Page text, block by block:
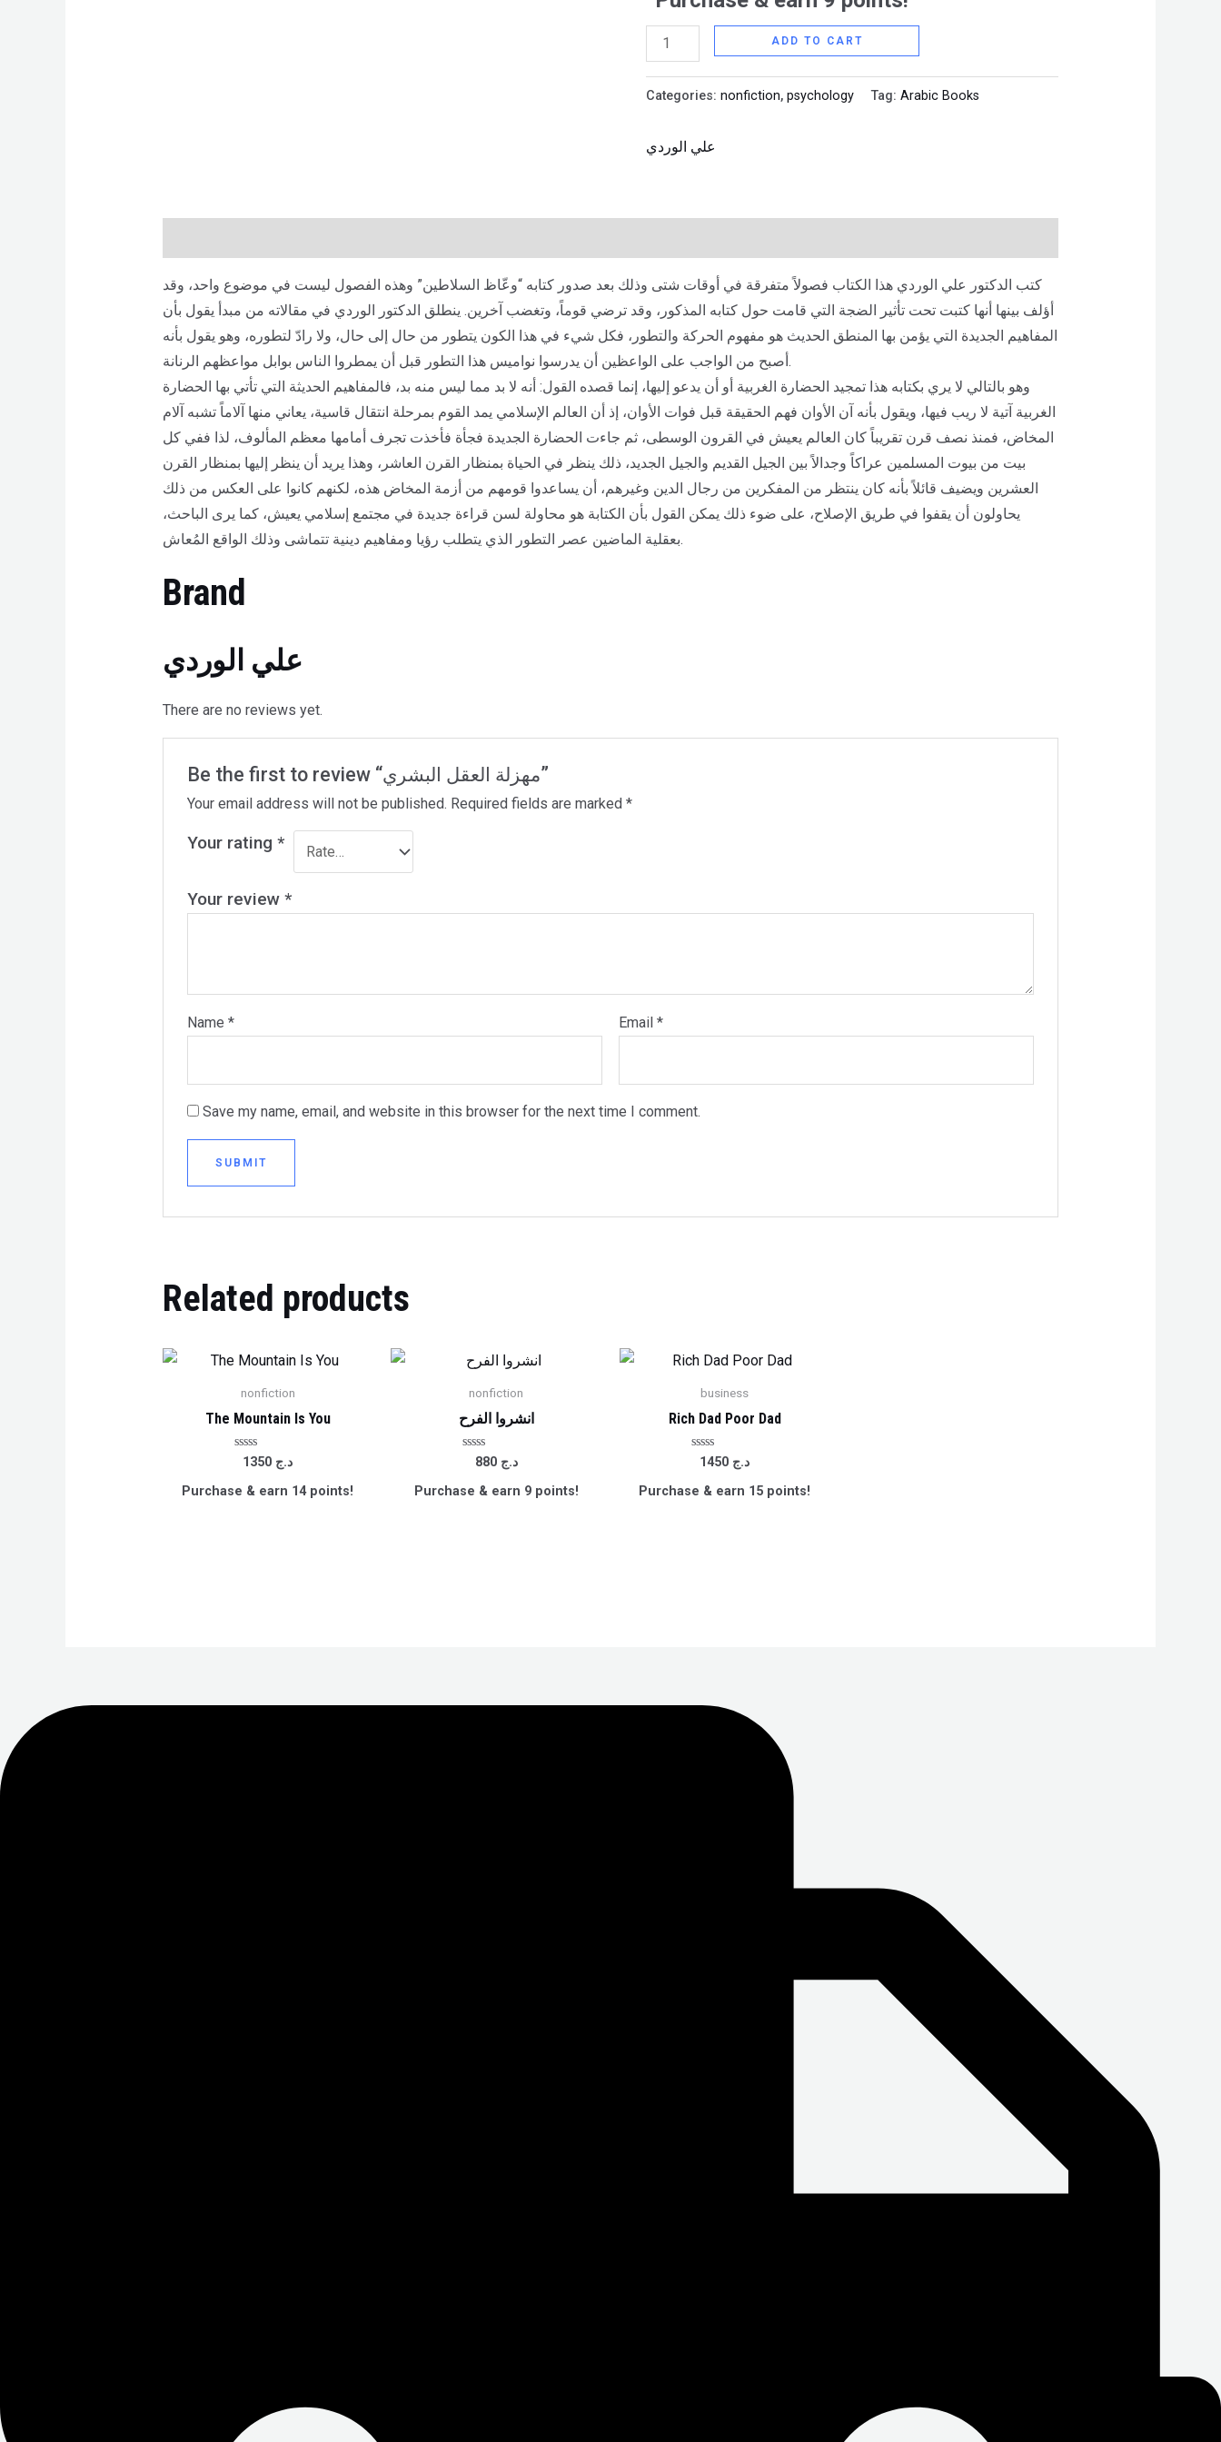
ADD TO CART
Categories:nonfiction,psychology Tag:Arabic Books
علي الوردي
كتب الدكتور علي الوردي هذا الكتاب فصولاً متفرقة في أوقات شتى وذلك بعد صدور كتابه “وعّاظ السلاطين” وهذه الفصول ليست في موضوع واحد، وقد
أؤلف بينها أنها كتبت تحت تأثير الضجة التي قامت حول كتابه المذكور، وقد ترضي قوماً، وتغضب آخرين. ينطلق الدكتور الوردي في مقالاته من مبدأ يقول بأن
المفاهيم الجديدة التي يؤمن بها المنطق الحديث هو مفهوم الحركة والتطور، فكل شيء في هذا الكون يتطور من حال إلى حال، ولا رادّ لتطوره، وهو يقول بأنه
أصبح من الواجب على الواعظين أن يدرسوا نواميس هذا التطور قبل أن يمطروا الناس بوابل مواعظهم الرنانة.
وهو بالتالي لا يري بكتابه هذا تمجيد الحضارة الغربية أو أن يدعو إليها، إنما قصده القول: أنه لا بد مما ليس منه بد، فالمفاهيم الحديثة التي تأتي بها الحضارة
الغربية آتية لا ريب فيها، ويقول بأنه آن الأوان فهم الحقيقة قبل فوات الأوان، إذ أن العالم الإسلامي يمد القوم بمرحلة انتقال قاسية، يعاني منها آلاماً تشبه آلام
المخاض، فمنذ نصف قرن تقريباً كان العالم يعيش في القرون الوسطى، ثم جاءت الحضارة الجديدة فجأة فأخذت تجرف أمامها معظم المألوف، لذا ففي كل
بيت من بيوت المسلمين عراكاً وجدالاً بين الجيل القديم والجيل الجديد، ذلك ينظر في الحياة بمنظار القرن العاشر، وهذا يريد أن ينظر إليها بمنظار القرن
العشرين ويضيف قائلاً بأنه كان ينتظر من المفكرين من رجال الدين وغيرهم، أن يساعدوا قومهم من أزمة المخاض هذه، لكنهم كانوا على العكس من ذلك
يحاولون أن يقفوا في طريق الإصلاح، على ضوء ذلك يمكن القول بأن الكتابة هو محاولة لسن قراءة جديدة في مجتمع إسلامي يعيش، كما يرى الباحث،
بعقلية الماضين عصر التطور الذي يتطلب رؤيا ومفاهيم دينية تتماشى وذلك الواقع المُعاش.
Brand
علي الوردي
There are no reviews yet.
Be the first to review “مهزلة العقل البشري”
Your email address will not be published. Required fields are marked*
Your rating*
Your review*
Name* Email*
Save my name, email, and website in this browser for the next time I comment.
Related products
nonfiction
The Mountain Is You
Rated
out
of
د.ج
Purchase & earn 14 points!
nonfiction
انشروا الفرح
Rated
of
د.ج 880
Purchase & earn 9 points!
business
Rich Dad Poor Dad
Rated
out
of
د.ج
Purchase & earn 15 points!